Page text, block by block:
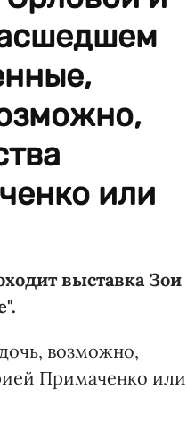
или
выставка Зои
возможно,
Примаченко или